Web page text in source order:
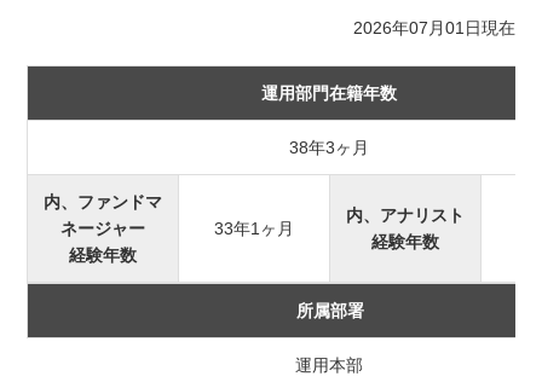
2026年07月01日現在
運用部門在籍年数
38年3ヶ月
内、ファンドマ
ネージャー
経験年数
33年1ヶ月
内、アナリスト
経験年数
所属部署
運用本部